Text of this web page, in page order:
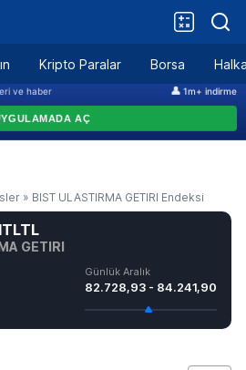
Kripto Paralar Borsa
» BIST ULASTIRMA GETIRI Endeksi
GETIRI
Günlük Aralık
82.728,93 - 84.241,90